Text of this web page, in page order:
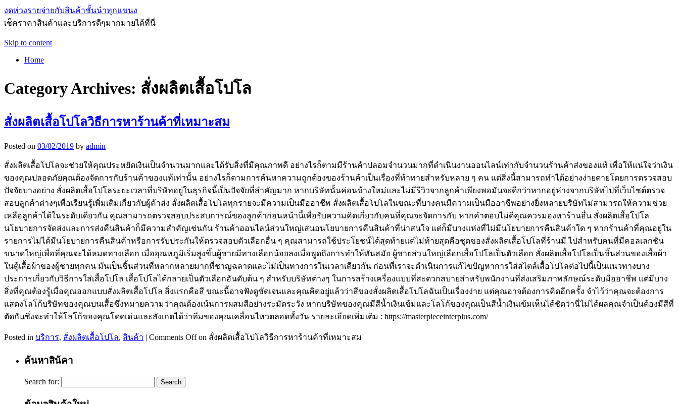
งดห่วงรายจ่ายกับสินค้าชั้นนำทุกแขนง
เช็คราคาสินค้าและบริการดีๆมากมายได้ที่นี่
Skip to content
Home
Category Archives: สั่งผลิตเสื้อโปโล
สั่งผลิตเสื้อโปโลวิธีการหาร้านค้าที่เหมาะสม
Posted on 03/02/2019 by admin
สั่งผลิตเสื้อโปโลจะช่วยให้คุณประหยัดเงินเป็นจำนวนมากและได้รับสิ่งที่มีคุณภาพดี อย่างไรก็ตามมีร้านค้าปลอมจำนวนมากที่ดำเนินงานออนไลน์เท่ากับจำนวนร้านค้าส่งของแท้ เพื่อให้แน่ใจว่าเงิน
ของคุณปลอดภัยคุณต้องจัดการกับร้านค้าของแท้เท่านั้น อย่างไรก็ตามการค้นหาความถูกต้องของร้านค้าเป็นเรื่องที่ท้าทายสำหรับหลาย ๆ คน แต่สิ่งนี้สามารถทำได้อย่างง่ายดายโดยการตรวจสอบ
ปัจจัยบางอย่าง สั่งผลิตเสื้อโปโลระยะเวลาที่บริษัทอยู่ในธุรกิจนี้เป็นปัจจัยที่สำคัญมาก หากบริษัทนั้นค่อนข้างใหม่และไม่มีรีวิวจากลูกค้าเพียงพอมันจะดีกว่าหากอยู่ห่างจากบริษัทไปที่เว็บไซต์ตรวจ
สอบลูกค้าต่างๆเพื่อเรียนรู้เพิ่มเติมเกี่ยวกับผู้ค้าส่ง สั่งผลิตเสื้อโปโลทุกรายจะมีความเป็นมืออาชีพ สั่งผลิตเสื้อโปโลในขณะที่บางคนมีความเป็นมืออาชีพอย่างยิ่งหลายบริษัทไม่สามารถให้ความช่วย
เหลือลูกค้าได้ในระดับเดียวกัน คุณสามารถตรวจสอบประสบการณ์ของลูกค้าก่อนหน้านี้เพื่อรับความคิดเกี่ยวกับคนที่คุณจะจัดการกับ หากคำตอบไม่ดีคุณควรมองหาร้านอื่น สั่งผลิตเสื้อโปโล
นโยบายการจัดส่งและการส่งคืนสินค้าก็มีความสำคัญเช่นกัน ร้านค้าออนไลน์ส่วนใหญ่เสนอนโยบายการคืนสินค้าที่น่าสนใจ แต่ก็มีบางแห่งที่ไม่มีนโยบายการคืนสินค้าใด ๆ หากร้านค้าที่คุณอยู่ใน
รายการไม่ได้มีนโยบายการคืนสินค้าหรือการรับประกันให้ตรวจสอบตัวเลือกอื่น ๆ คุณสามารถใช้ประโยชน์ได้สุดท้ายแต่ไม่ท้ายสุดคือชุดของสั่งผลิตเสื้อโปโลที่ร้านมี ไปสำหรับคนที่มีคอลเลกชัน
ขนาดใหญ่เพื่อที่คุณจะได้หมดทางเลือก เมื่ออุณหภูมิเริ่มสูงขึ้นผู้ชายมีทางเลือกน้อยลงเมื่อพูดถึงการทำให้ทันสมัย ผู้ชายส่วนใหญ่เลือกเสื้อโปโลเป็นตัวเลือก สั่งผลิตเสื้อโปโลเป็นชิ้นส่วนของเสื้อผ้า
ในตู้เสื้อผ้าของผู้ชายทุกคน มันเป็นชิ้นส่วนที่หลากหลายมากที่ชาญฉลาดและไม่เป็นทางการในเวลาเดียวกัน ก่อนที่เราจะดำเนินการแก้ไขปัญหาการใส่สไตล์เสื้อโปโลต่อไปนี้เป็นแนวทางบาง
ประการเกี่ยวกับวิธีการใส่เสื้อโปโล เสื้อโปโลได้กลายเป็นตัวเลือกอันดับต้น ๆ สำหรับบริษัทต่างๆ ในการสร้างเครื่องแบบที่สะดวกสบายสำหรับพนักงานที่ส่งเสริมภาพลักษณ์ระดับมืออาชีพ แต่มีบาง
สิ่งที่คุณต้องรู้เมื่อคุณออกแบบสั่งผลิตเสื้อโปโล สิ่งแรกคือสี ขณะนี้อาจฟังดูชัดเจนและคุณคิดอยู่แล้วว่าสีของสั่งผลิตเสื้อโปโลฉันเป็นเรื่องง่าย แต่คุณอาจต้องการคิดอีกครั้ง จำไว้ว่าคุณจะต้องการ
แสดงโลโก้บริษัทของคุณบนเสื้อซึ่งหมายความว่าคุณต้องเน้นการผสมสีอย่างระมัดระวัง หากบริษัทของคุณมีสีน้ำเงินเข้มและโลโก้ของคุณเป็นสีน้ำเงินเข้มเห็นได้ชัดว่านี่ไม่ได้ผลคุณจำเป็นต้องมีสีที่
ตัดกันซึ่งจะทำให้โลโก้ของคุณโดดเด่นและสังเกตได้ว่าทีมของคุณเคลื่อนไหวตลอดทั้งวัน รายละเอียดเพิ่มเติม : https://masterpieceinterplus.com/
Posted in บริการ, สั่งผลิตเสื้อโปโล, สินค้า | Comments Offon สั่งผลิตเสื้อโปโลวิธีการหาร้านค้าที่เหมาะสม
ค้นหาสิน้คา
Search for: